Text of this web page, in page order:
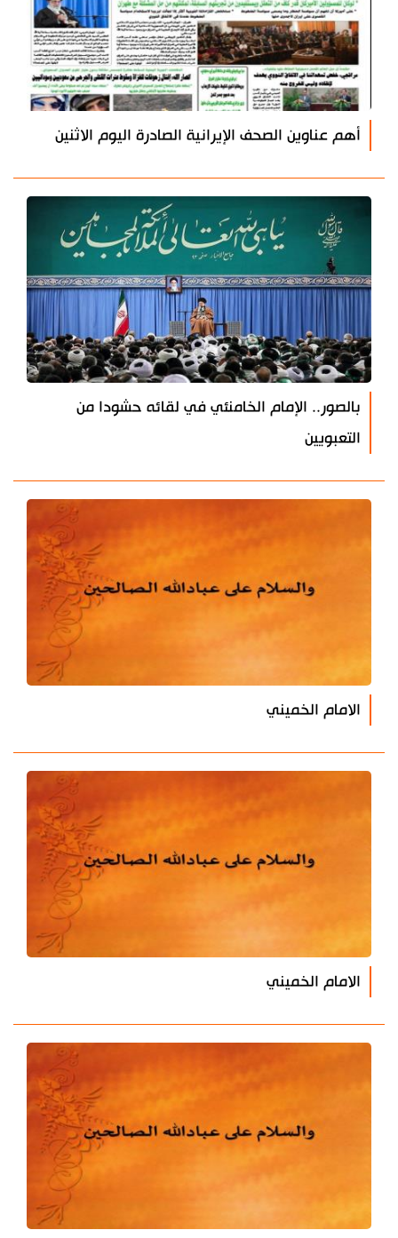
أهم عناوين الصحف الإيرانية الصادرة اليوم الاثنين
بالصور.. الإمام الخامنئي في لقائه حشودا من
التعبويين
الامام الخميني
الامام الخميني